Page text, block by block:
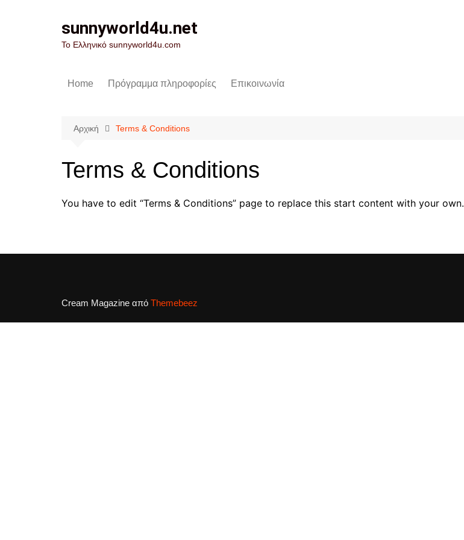
sunnyworld4u.net
Το Ελληνικό sunnyworld4u.com
Home Πρόγραμμα πληροφορίες Επικοινωνία
Αρχική Terms & Conditions
Terms & Conditions
You have to edit “Terms & Conditions” page to replace this start content with your own.
Cream Magazine από Themebeez